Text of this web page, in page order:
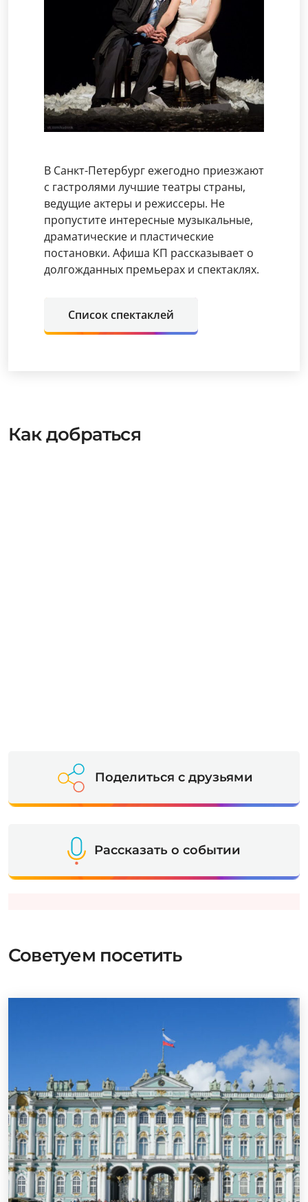
В Санкт-Петербург ежегодно приезжают
с гастролями лучшие театры страны,
ведущие актеры и режиссеры. Не
пропустите интересные музыкальные,
драматические и пластические
постановки. Афиша КП рассказывает о
долгожданных премьерах и спектаклях.
Список спектаклей
Как добраться
Поделиться с друзьями
Рассказать о событии
Советуем посетить